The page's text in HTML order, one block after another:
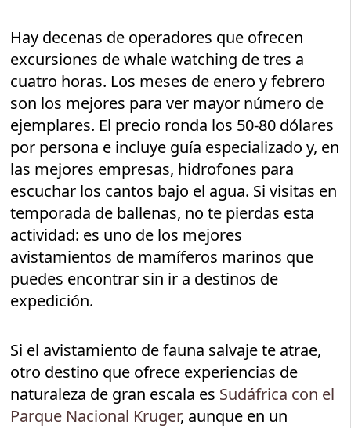
Hay decenas de operadores que ofrecen
excursiones de whale watching de tres a
cuatro horas. Los meses de enero y febrero
son los mejores para ver mayor número de
ejemplares. El precio ronda los 50-80 dólares
por persona e incluye guía especializado y, en
las mejores empresas, hidrofones para
escuchar los cantos bajo el agua. Si visitas en
temporada de ballenas, no te pierdas esta
actividad: es uno de los mejores
avistamientos de mamíferos marinos que
puedes encontrar sin ir a destinos de
expedición.
Si el avistamiento de fauna salvaje te atrae,
otro destino que ofrece experiencias de
naturaleza de gran escala es Sudáfrica con el
Parque Nacional Kruger, aunque en un